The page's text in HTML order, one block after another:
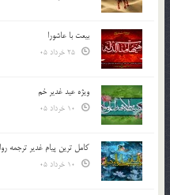
بیعت با عاشورا
ویژه عید غدیر خم
کامل ترین پیام غدیر ترجمه